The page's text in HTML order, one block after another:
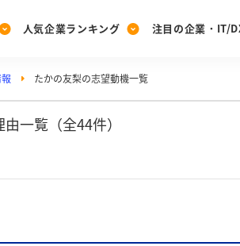
[27卒] 本選考体験
人気企業ランキング
見る
注目の企業・IT/
集
たかの友梨の志望動機一覧
一覧（全44件）